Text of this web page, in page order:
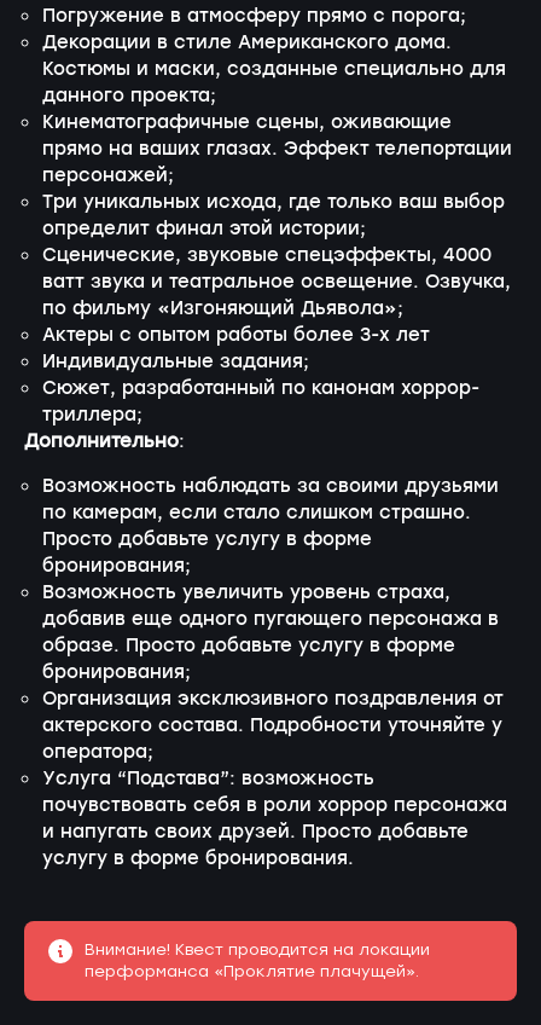
Погружение в атмосферу прямо с порога;
Декорации в стиле Американского дома.
Костюмы и маски, созданные специально для
данного проекта;
Кинематографичные сцены, оживающие
прямо на ваших глазах. Эффект телепортации
персонажей;
Три уникальных исхода, где только ваш выбор
определит финал этой истории;
Сценические, звуковые спецэффекты, 4000
ватт звука и театральное освещение. Озвучка,
по фильму «Изгоняющий Дьявола»;
Актеры с опытом работы более 3-х лет
Индивидуальные задания;
Сюжет, разработанный по канонам хоррор-
триллера;
Дополнительно:
Возможность наблюдать за своими друзьями
по камерам, если стало слишком страшно.
Просто добавьте услугу в форме
бронирования;
Возможность увеличить уровень страха,
добавив еще одного пугающего персонажа в
образе. Просто добавьте услугу в форме
бронирования;
Организация эксклюзивного поздравления от
актерского состава. Подробности уточняйте у
оператора;
Услуга “Подстава”: возможность
почувствовать себя в роли хоррор персонажа
и напугать своих друзей. Просто добавьте
услугу в форме бронирования.
Внимание! Квест проводится на локации
перформанса «Проклятие плачущей».